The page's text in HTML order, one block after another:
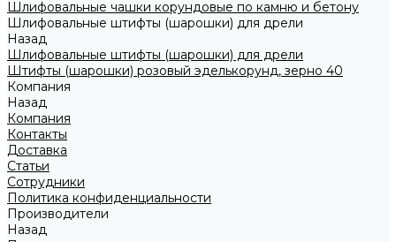
Шлифовальные чашки корундовые по камню и бетону
Шлифовальные штифты (шарошки) для дрели
Назад
Шлифовальные штифты (шарошки) для дрели
Штифты (шарошки) розовый эделькорунд, зерно 40
Компания
Назад
Компания
Контакты
Доставка
Статьи
Сотрудники
Политика конфиденциальности
Производители
Назад